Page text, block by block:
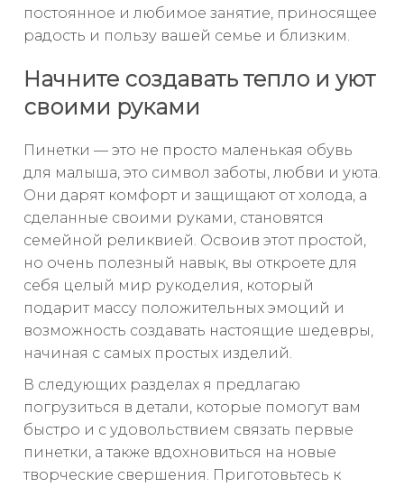
постоянное и любимое занятие, приносящее
радость и пользу вашей семье и близким.
Начните создавать тепло и уют
своими руками
Пинетки — это не просто маленькая обувь
для малыша, это символ заботы, любви и уюта.
Они дарят комфорт и защищают от холода, а
сделанные своими руками, становятся
семейной реликвией. Освоив этот простой,
но очень полезный навык, вы откроете для
себя целый мир рукоделия, который
подарит массу положительных эмоций и
возможность создавать настоящие шедевры,
начиная с самых простых изделий.
В следующих разделах я предлагаю
погрузиться в детали, которые помогут вам
быстро и с удовольствием связать первые
пинетки, а также вдохновиться на новые
творческие свершения. Приготовьтесь к